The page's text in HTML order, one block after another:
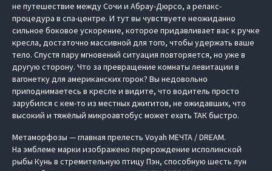
не путешествие между Сочи и Абрау-Дюрсо, а релакс-
процедура в спа-центре. И тут вы чувствуете неожиданно
сильное боковое ускорение, которое придавливает вас к ручке
кресла, достаточно массивной для того, чтобы удержать ваше
тело. Спустя пару мгновений ситуация повторяется, но уже в
другую сторону. Что за превращение комнаты левитации в
вагонетку для американских горок? Вы недовольно
приподнимаетесь в кресле и видите, что водитель просто
зарубился с кем-то из местных джигитов, не ожидавших, что
высокий и тяжёлый микроавтобус может ехать ТАК быстро.
Метаморфозы — главная прелесть Voyah МЕЧТА / DREAM.
На эмблеме марки изображено перерождение исполинской
рыбы Кунь в стремительную птицу Пэн, способную шесть лун